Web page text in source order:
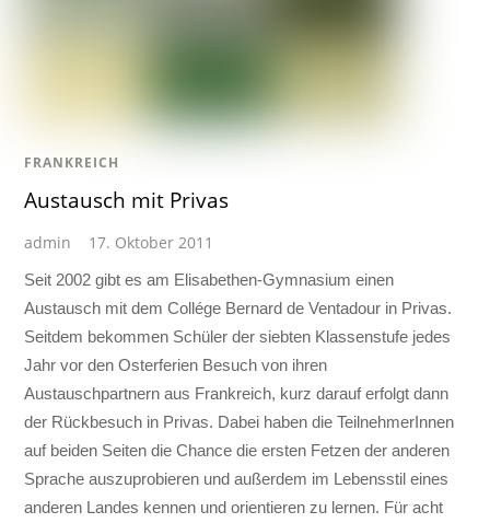
FRANKREICH
Austausch mit Privas
admin 17. Oktober 2011
Seit 2002 gibt es am Elisabethen-Gymnasium einen
Austausch mit dem Collége Bernard de Ventadour in Privas.
Seitdem bekommen Schüler der siebten Klassenstufe jedes
Jahr vor den Osterferien Besuch von ihren
Austauschpartnern aus Frankreich, kurz darauf erfolgt dann
der Rückbesuch in Privas. Dabei haben die TeilnehmerInnen
auf beiden Seiten die Chance die ersten Fetzen der anderen
Sprache auszuprobieren und außerdem im Lebensstil eines
anderen Landes kennen und orientieren zu lernen. Für acht